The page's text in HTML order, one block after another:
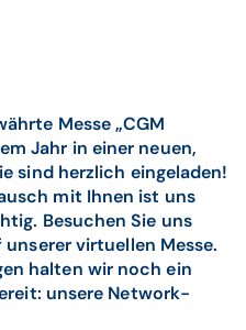
Messe „CGM
Jahr in einer neuen,
sind herzlich eingeladen!
mit Ihnen ist uns
Besuchen Sie uns
unserer virtuellen Messe.
halten wir noch ein
unsere Network-